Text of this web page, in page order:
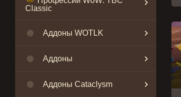
Classic

 Аддоны WOTLK 
 Аддоны 
 Аддоны Cataclysm 